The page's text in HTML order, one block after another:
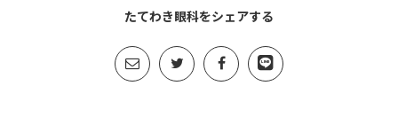
たてわき眼科をシェアする